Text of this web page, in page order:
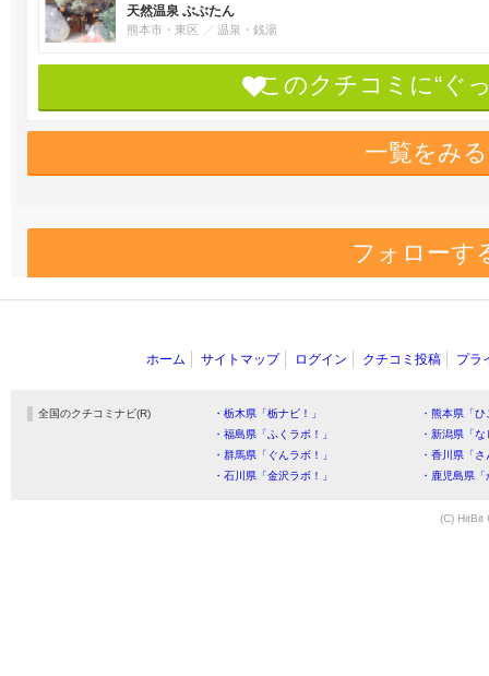
天然温泉 ぶぶたん
熊本市・東区 温泉・銭湯
このクチコミに“ぐ
一覧をみる
フォローす
ホーム サイトマップ ログイン クチコミ投稿 プラ
全国のクチコミナビ(R) ・栃木県「栃ナビ！」
・熊本県「
・福島県「ふくラボ！」
・新潟県「
・群馬県「ぐんラボ！」
・香川県「
・石川県「金沢ラボ！」
・鹿児島県
(C) HitBit